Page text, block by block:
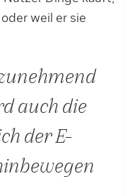
weil er sie
auch die
der E-